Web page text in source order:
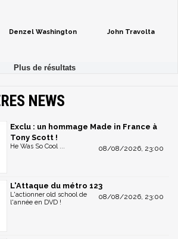
Denzel Washington John Travolta
NEWS
Exclu : un hommage Made in France à
Tony Scott !
08/08/2026, 23:00
He Was So Cool ...
L'Attaque du métro 123
08/08/2026, 23:00
L'actionner old school de
l'année en DVD !